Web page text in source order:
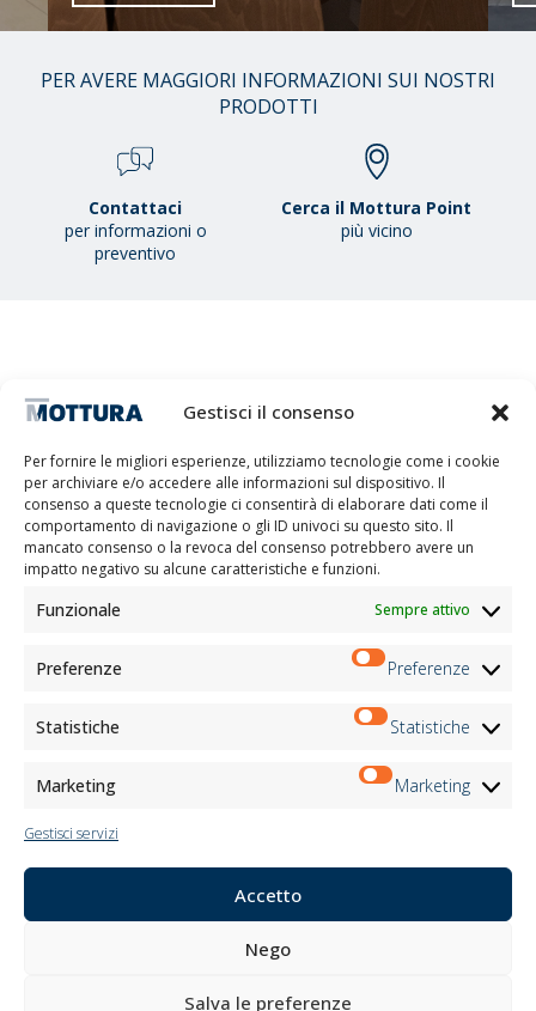
Gestisci il consenso
Per fornire le migliori esperienze, utilizziamo tecnologie come i cookie
per archiviare e/o accedere alle informazioni sul dispositivo. Il
consenso a queste tecnologie ci consentirà di elaborare dati come il
comportamento di navigazione o gli ID univoci su questo sito. Il
mancato consenso o la revoca del consenso potrebbero avere un
impatto negativo su alcune caratteristiche e funzioni.
Funzionale Sempre attivo
Preferenze Preferenze
Statistiche Statistiche
Marketing Marketing
Gestisci servizi
Accetto
Nego
Salva le preferenze
01
/
38
PER AVERE MAGGIORI INFORMAZIONI SUI NOSTRI
PRODOTTI
Contattaci
per informazioni o
preventivo
Cerca il Mottura Point
più vicino
IT01051980017 - Società a Socio Unico soggetta ad attività di direzione
e coordinamento da parte di Tescofin Srl
Privacy Policy
Cookie Policy Imprint
Disconoscimento
Whistleblowing
Lithos S.r.l.
Il progetto/l’intervento “Promuovere la transizione digitale del sistema imprenditoriale”
Misura – VOUCHER DIGITALIZZAZIONE PMI è stato realizzato grazie al co-finanziamento
TENDE DA ESTERNI
PRODOTTI